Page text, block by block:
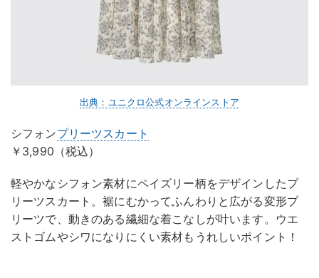
出典：ユニクロ公式オンラインストア
シフォンプリーツスカート
￥3,990（税込）
軽やかなシフォン素材にペイズリー柄をデザインしたプ
リーツスカート。裾にむかってふんわりと広がる変形プ
リーツで、動きのある繊細な着こなしが叶います。ウエ
ストゴムやシワになりにくい素材もうれしいポイント！